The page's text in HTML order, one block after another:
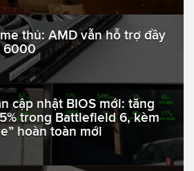
thủ: AMD vẫn hỗ trợ đầy
6000
cập nhật BIOS mới: tăng
trong Battlefield 6, kèm
hoàn toàn mới